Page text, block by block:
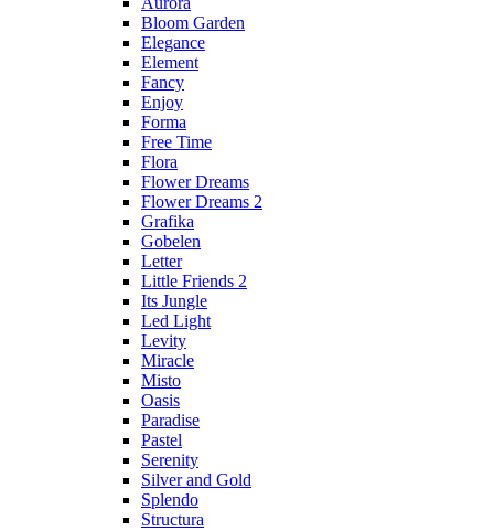
Bloom Garden
Elegance
Element
Fancy
Enjoy
Forma
Free Time
Flora
Flower Dreams
Flower Dreams 2
Grafika
Gobelen
Letter
Little Friends 2
Its Jungle
Led Light
Levity
Miracle
Misto
Oasis
Paradise
Pastel
Serenity
Silver and Gold
Splendo
Structura